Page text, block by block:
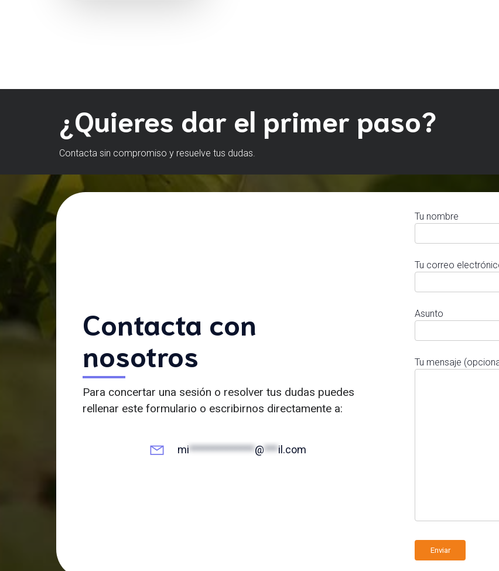
¿Quieres dar el primer paso?
Contacta sin compromiso y resuelve tus dudas.
Contacta con
nosotros
Para concertar una sesión o resolver tus dudas puedes
rellenar este formulario o escribirnos directamente a:
mi**************@***il.com
Tu nombre
Tu correo
Asunto
Tu mensaje